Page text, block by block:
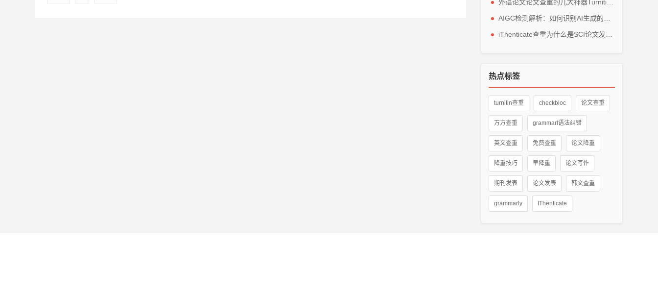
热点标签
turnitin查重 checkbloc 论文查重
万方查重 grammarl语法纠错
英文查重 免费查重 论文降重
降重技巧 早降重 论文写作
期刊发表 论文发表 韩文查重
grammarly IThenticate